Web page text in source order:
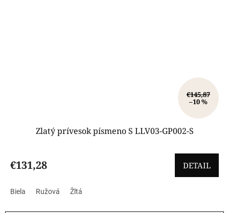
€145,87
–10 %
Zlatý prívesok písmeno S LLV03-GP002-S
€131,28 DETAIL
Biela Ružová Žltá